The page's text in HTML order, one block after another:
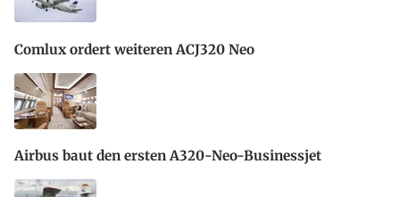
Comlux ordert weiteren ACJ320 Neo
Airbus baut den ersten A320-Neo-Businessjet